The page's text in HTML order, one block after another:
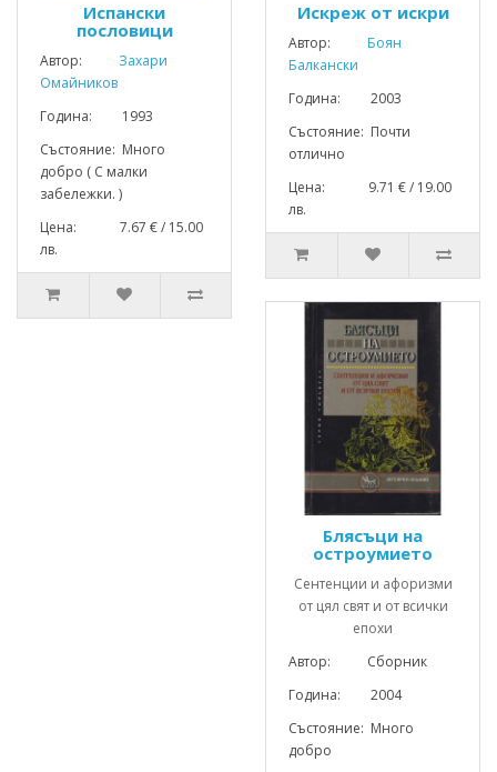
Испански
пословици
Автор:
Захари
Омайников
Година: 1993
Състояние: Много
добро ( С малки
забележки. )
Цена: 7.67 € / 15.00
лв.
Искреж от искри
Автор:
Боян
Балкански
Година: 2003
Състояние: Почти
отлично
Цена: 9.71 € / 19.00
лв.
Блясъци на
остроумието
Сентенции и афоризми
от цял свят и от всички
епохи
Автор: Сборник
Година: 2004
Състояние: Много
добро